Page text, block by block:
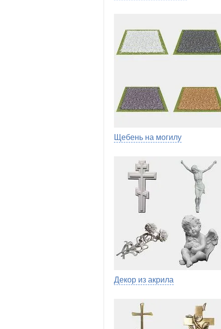
Щебень на могилу
Декор из акрила